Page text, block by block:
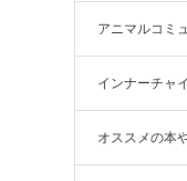
アニマルコミ
インナーチャ
オススメの本